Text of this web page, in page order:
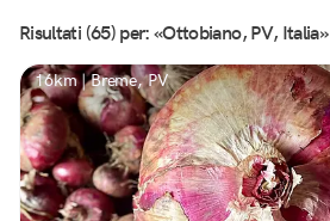
Risultati (65) per: «Ottobiano, PV, Italia»
16km | Breme, PV